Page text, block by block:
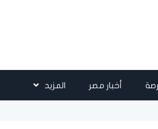
أخبار مصر المزيد